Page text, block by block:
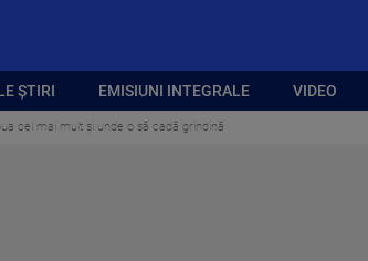
ȘTIRI EMISIUNI INTEGRALE VIDEO
cel mai mult și unde o să cadă grindină